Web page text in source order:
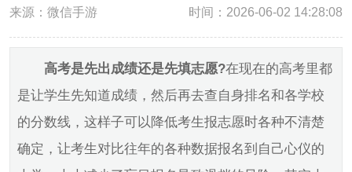
来源：微信手游 时间：2026-06-02 14:28:08
高考是先出成绩还是先填志愿?在现在的高考里都
是让学生先知道成绩，然后再去查自身排名和各学校
的分数线，这样子可以降低考生报志愿时各种不清楚
确定，让考生对比往年的各种数据报名到自己心仪的